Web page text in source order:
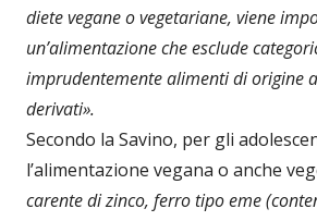
diete vegane o vegetariane, viene
un’alimentazione che esclude
imprudentemente alimenti di origine
derivati».
Secondo la Savino, per gli
l’alimentazione vegana o anche
carente di zinco, ferro tipo eme